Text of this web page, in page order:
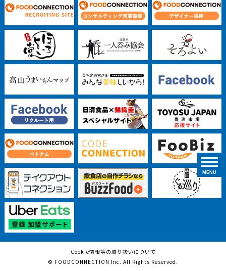
Cookie情報等の取り扱いについて
© FOODCONNECTION Inc. All Rights Reserved.